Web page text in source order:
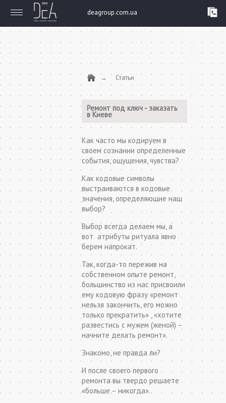
deagroup.com.ua
Статьи
Ремонт под ключ - заказать
в Киеве
Как часто мы кодируем в
своем сознании определенные
события, ощущения, чувства?
Как кодовые символы
выстраиваются в кодовые
значения, определяющие наш
выбор?
Выбор всегда делаем мы, а
вот атрибуты ритуала явно
берем напрокат.
Так, когда-то пережив на
собственном опыте ремонт,
большинство из нас присвоили
ему кодовую фразу «ремонт
нельзя закончить, его можно
только прекратить» , «хотите
развестись с мужем (женой) –
начните делать ремонт».
Знакомо, не правда ли?
И после своего первого
ремонта вы твердо решаете
«больше – никогда».